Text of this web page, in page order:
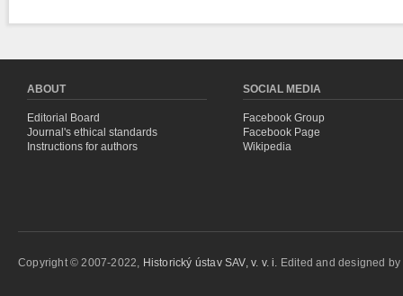
ABOUT
Editorial Board
Journal's ethical standards
Instructions for authors
SOCIAL MEDIA
Facebook Group
Facebook Page
Wikipedia
Copyright © 2007-2022, Historický ústav SAV, v. v. i. Edited and designed by